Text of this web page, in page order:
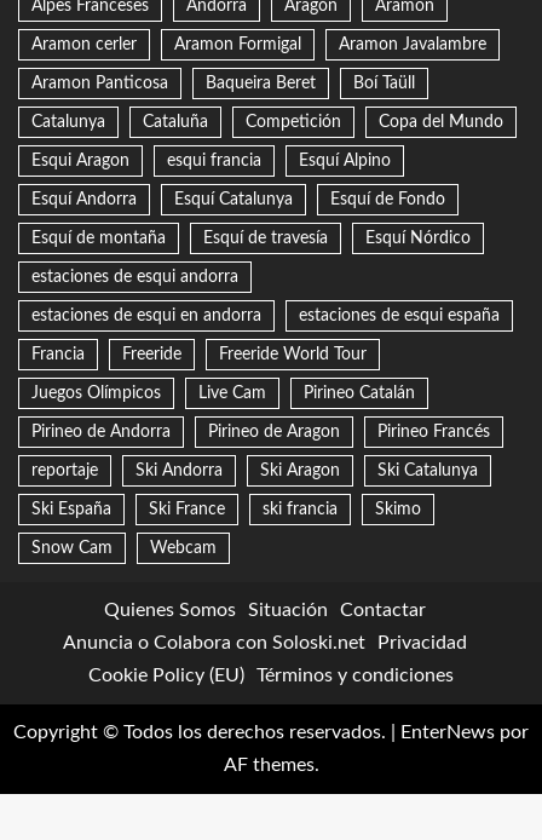
Alpes Franceses Andorra Aragón Aramon
Aramon cerler Aramon Formigal Aramon Javalambre
Aramon Panticosa Baqueira Beret Boí Taüll
Catalunya Cataluña Competición Copa del Mundo
Esqui Aragon esqui francia Esquí Alpino
Esquí Andorra Esquí Catalunya Esquí de Fondo
Esquí de montaña Esquí de travesía Esquí Nórdico
estaciones de esqui andorra
estaciones de esqui en andorra estaciones de esqui españa
Francia Freeride Freeride World Tour
Juegos Olímpicos Live Cam Pirineo Catalán
Pirineo de Andorra Pirineo de Aragon Pirineo Francés
reportaje Ski Andorra Ski Aragon Ski Catalunya
Ski España Ski France ski francia Skimo
Snow Cam Webcam
Quienes Somos Situación
Contactar
Anuncia o Colabora con Soloski.net
Privacidad
Cookie Policy (EU)
Términos y condiciones
Copyright © Todos los derechos reservados. EnterNews por
AF themes.